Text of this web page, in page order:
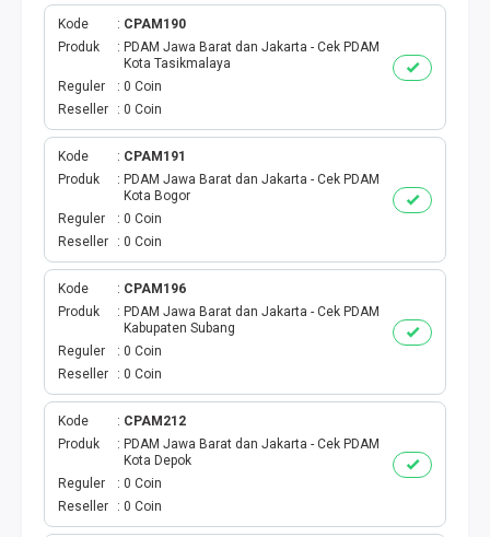
CICILAN BULANAN
TELEPON PASCABAYAR
INTERNET BULANAN
E-TILANG KENDARAAN
GAS PGN
CEK KUOTA DAN PERDANA
BPJS
KUOTA PROMO
CEK VOUCHER
Kode
CPAM190
Produk
PDAM Jawa Barat dan Jakarta - Cek PDAM
Kota Tasikmalaya
Reguler
0 Coin
Reseller
0 Coin
Kode
CPAM191
Produk
PDAM Jawa Barat dan Jakarta - Cek PDAM
Kota Bogor
Reguler
0 Coin
Reseller
0 Coin
Kode
CPAM196
Produk
PDAM Jawa Barat dan Jakarta - Cek PDAM
Kabupaten Subang
Reguler
0 Coin
Reseller
0 Coin
Kode
CPAM212
Produk
PDAM Jawa Barat dan Jakarta - Cek PDAM
Kota Depok
Reguler
0 Coin
Reseller
0 Coin